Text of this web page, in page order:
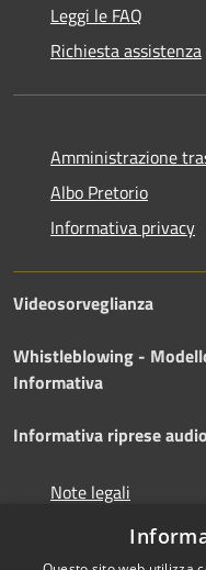
Leggi le FAQ
Richiesta assistenza
Amministrazione
Albo Pretorio
Informativa privacy
Videosorveglianza
Whistleblowing -
Informativa
Informativa riprese
Note legali
Dichiarazione di